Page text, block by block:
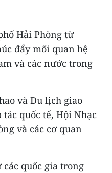
Hải Phòng từ
đẩy mối quan hệ
và các nước trong
và Du lịch giao
quốc tế, Hội Nhạc
và các cơ quan
quốc gia trong